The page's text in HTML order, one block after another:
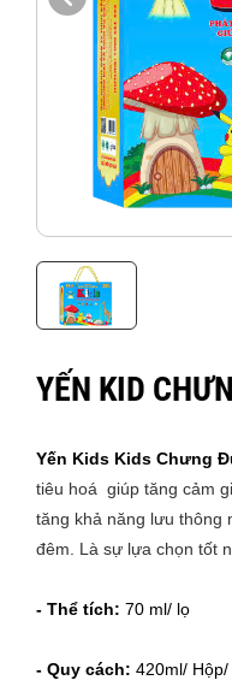
YẾN KID
Yến Kids Kids Chưng
tiêu hoá giúp tăng cảm
tăng khả năng lưu thông
đêm. Là sự lựa chọn tốt
- Thể tích: 70 ml/ lọ
- Quy cách: 420ml/